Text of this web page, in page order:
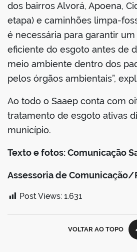
dos bairros Alvorá, Apoena,
etapa) e caminhões limpa-
é necessária para garantir
eficiente do esgoto antes de
meio ambiente dentro dos
pelos órgãos ambientais”,
Ao todo o Saaep conta com
tratamento de esgoto ativas
município.
Texto e fotos: Comunicação
Assessoria de Comunicação/
Post Views: 1.631
VOLTAR AO TOPO